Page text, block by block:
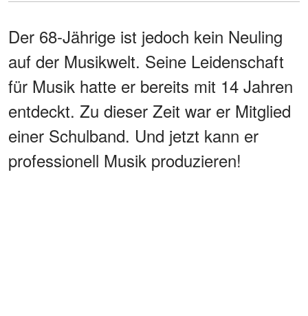
Der 68-Jährige ist jedoch kein Neuling
auf der Musikwelt. Seine Leidenschaft
für Musik hatte er bereits mit 14 Jahren
entdeckt. Zu dieser Zeit war er Mitglied
einer Schulband. Und jetzt kann er
professionell Musik produzieren!